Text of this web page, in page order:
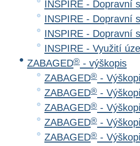
INSPIRE - Dopravní
INSPIRE - Dopravní
INSPIRE - Dopravní
INSPIRE - Využití
ZABAGED® - výškopis
ZABAGED® -
ZABAGED® -
ZABAGED® -
ZABAGED® -
ZABAGED® -